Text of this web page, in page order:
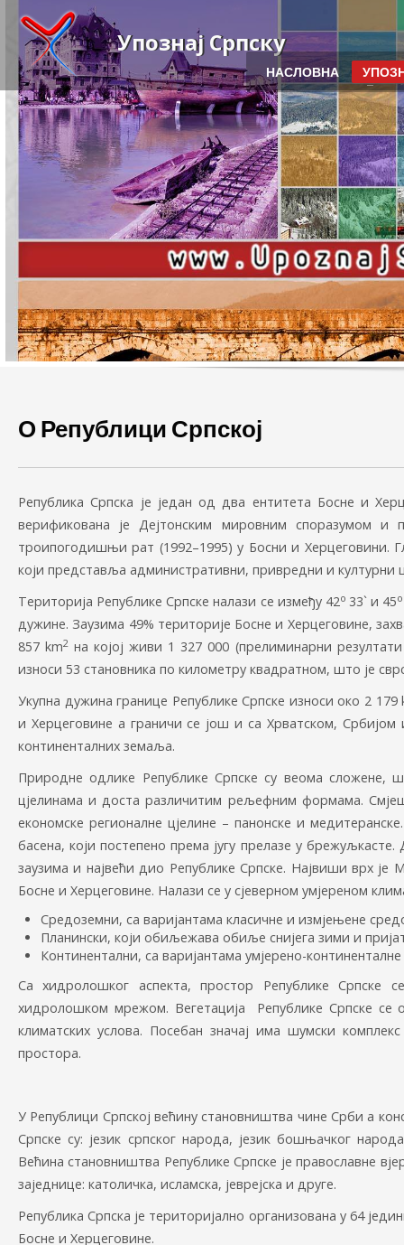
Упознај Српску
НАСЛОВНА
О Републици Српској
Република Српска је један од два ентитета Босне и
верификована је Дејтонским мировним споразумом
троипогодишњи рат (1992–1995) у Босни и Херцеговини.
који представља административни, привредни и културни
Територија Републике Српске налази се између 42о 33` и 45
дужине. Заузима 49% територије Босне и Херцеговине,
857 km2 на којој живи 1 327 000 (прелиминарни
износи 53 становника по километру квадратном, што је
Укупна дужина границе Републике Српске износи око 2
и Херцеговине а граничи се још и са Хрватском,
континенталних земаља.
Природне одлике Републике Српске су веома сложене,
цјелинама и доста различитим рељефним формама.
економске регионалне цјелине – панонске и
басена, који постепено према југу прелазе у
заузима и највећи дио Републике Српске. Највиши врх је
Босне и Херцеговине. Налази се у сјеверном умјереном
Средоземни, са варијантама класичне и измјењене
Планински, који обиљежава обиље снијега зими и
Континентални, са варијантама умјерено-
Са хидролошког аспекта, простор Републике
хидролошком мрежом. Вегетација Републике Српске се
климатских услова. Посебан значај има шумски
простора.
У Републици Српској већину становништва чине Срби а
Српске су: језик српског народа, језик бошњачког
Већина становништва Републике Српске је православне
заједнице: католичка, исламска, јеврејска и друге.
Република Српска је територијално организована у 64
Босне и Херцеговине.